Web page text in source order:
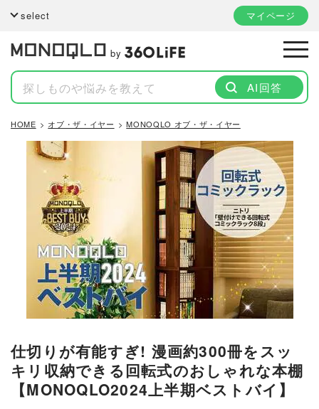
select マイページ
by
AI回答
HOME オブ・ザ・イヤー MONOQLO オブ・ザ・イヤー
仕切りが有能すぎ! 漫画約300冊をスッ
キリ収納できる回転式のおしゃれな本棚
【MONOQLO2024上半期ベストバイ】